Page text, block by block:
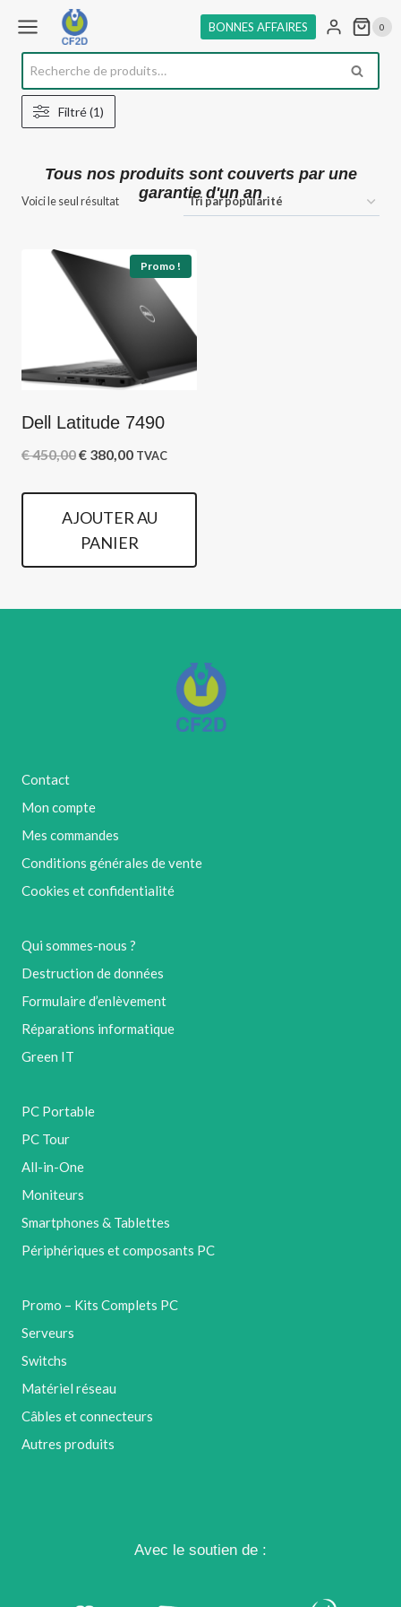
BONNES AFFAIRES 0
Recherche
pour :
Voici le seul résultat
Promo !
Dell Latitude 7490
€450,00Le
initial
était :
€ 450,00.
€ 380,00Le
actuel
est :
€ 380,00.
TVAC
AJOUTER AU
PANIER
Filtré (1)
Tous nos produits sont couverts par une
garantie d'un an
Contact
Mon compte
Mes commandes
Conditions générales de vente
Cookies et confidentialité
Qui sommes-nous ?
Destruction de données
Formulaire d’enlèvement
Réparations informatique
Green IT
PC Portable
PC Tour
All-in-One
Moniteurs
Smartphones & Tablettes
Périphériques et composants PC
Promo – Kits Complets PC
Serveurs
Switchs
Matériel réseau
Câbles et connecteurs
Autres produits
Avec le soutien de :